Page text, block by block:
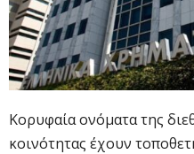
Κορυφαία ονόματα της
κοινότητας έχουν